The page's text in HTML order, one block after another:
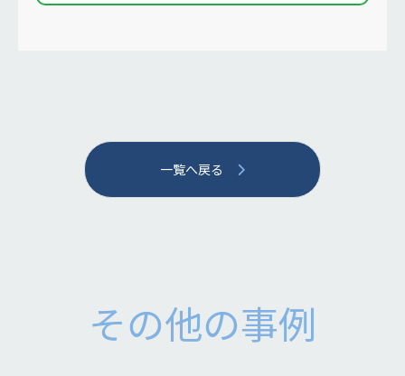
一覧へ戻る
その他の事例